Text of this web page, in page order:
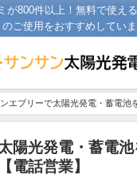
が800件以上！無料で使え
のご使用をおすすめしていま
エブリーで太陽光発電・蓄電池
陽光発電・蓄電
電話営業】